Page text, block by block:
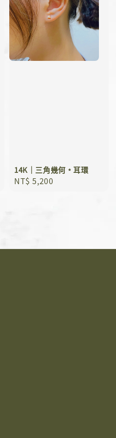
14K｜三角幾何﹡耳環
Regular
NT$ 5,200